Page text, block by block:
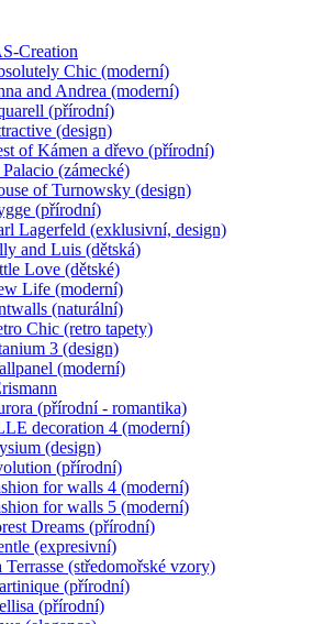
Creation
Chic (moderní)
and Andrea (moderní)
(přírodní)
(design)
of Kámen a dřevo (přírodní)
(zámecké)
of Turnowsky (design)
(přírodní)
Lagerfeld (exklusivní, design)
and Luis (dětská)
Love (dětské)
Life (moderní)
(naturální)
Chic (retro tapety)
3 (design)
(moderní)
(přírodní - romantika)
decoration 4 (moderní)
(design)
(přírodní)
for walls 4 (moderní)
for walls 5 (moderní)
Dreams (přírodní)
(expresivní)
Terrasse (středomořské vzory)
(přírodní)
(přírodní)